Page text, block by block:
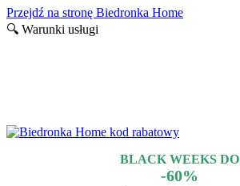
Przejdź na stronę Biedronka Home
🔍 Warunki usługi
BLACK WEEKS DO
-60%